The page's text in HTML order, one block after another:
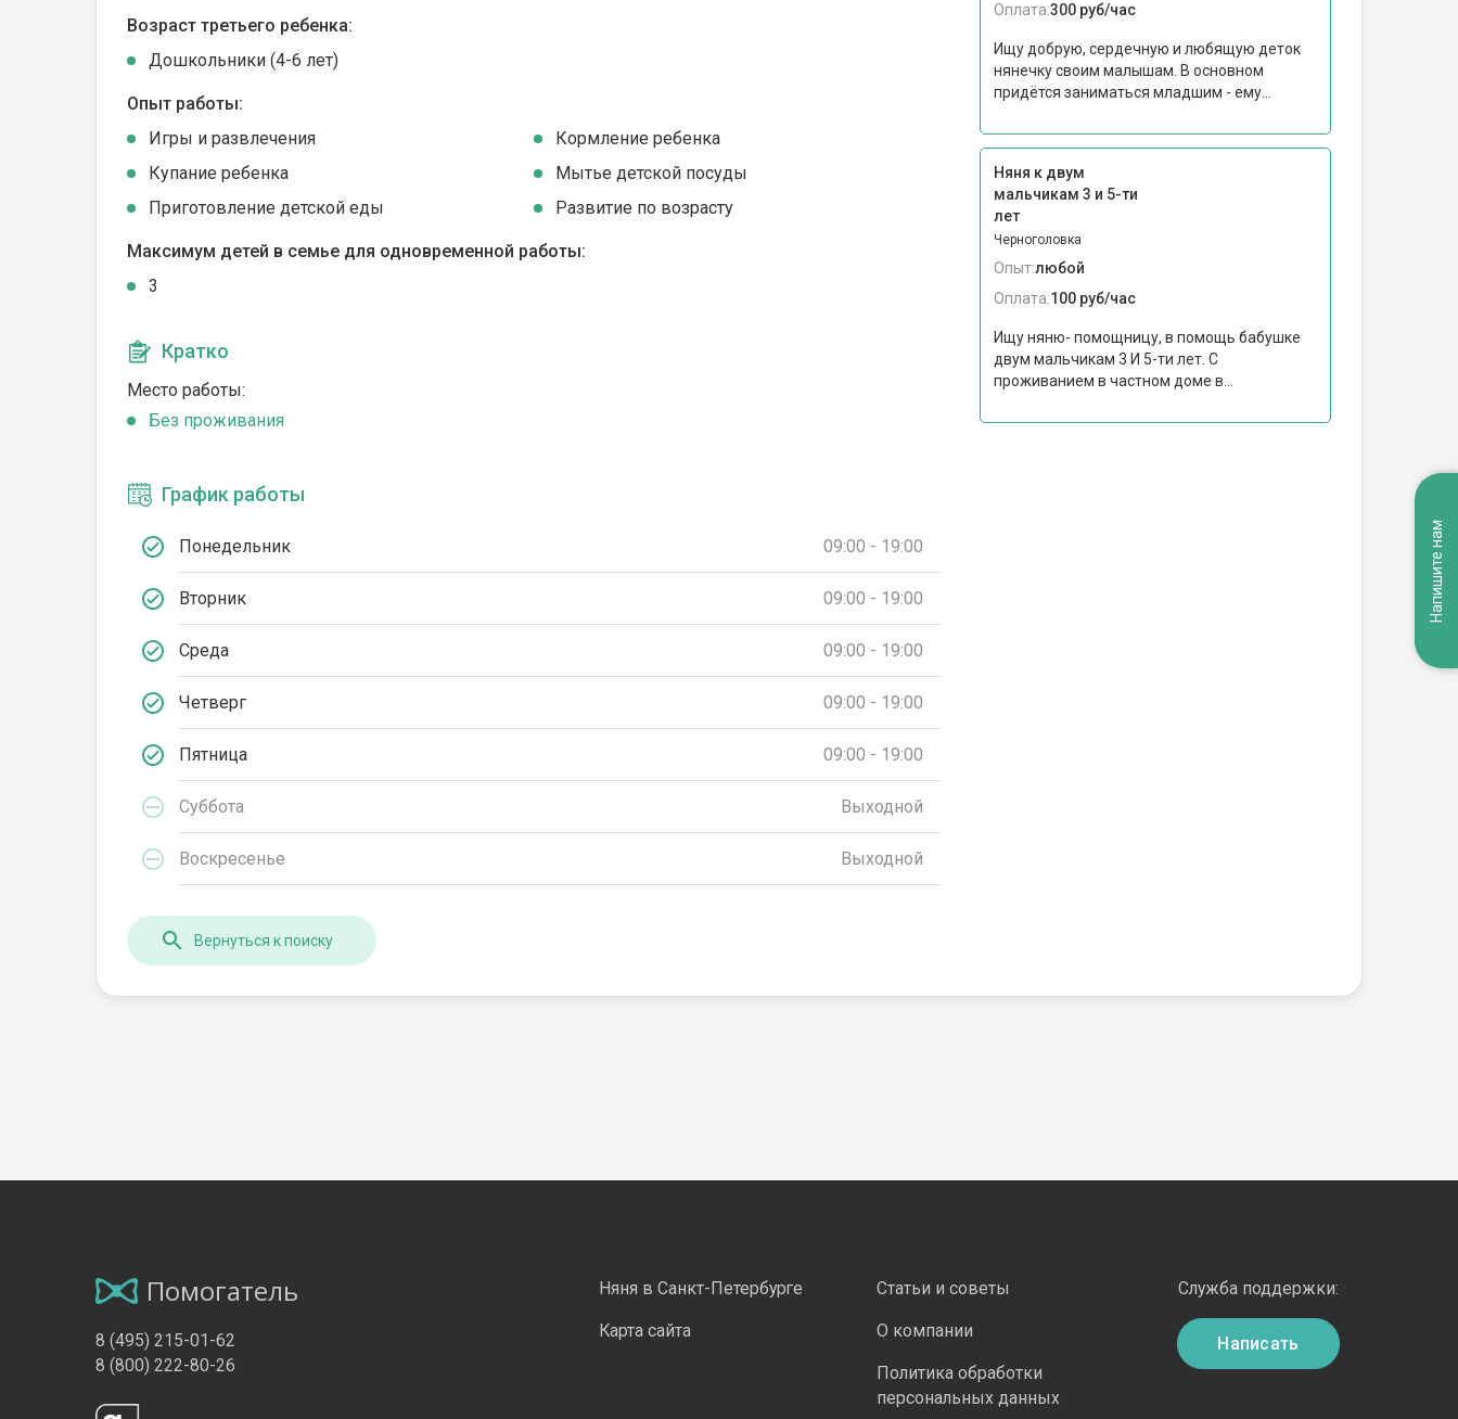
Возраст третьего ребенка:
Дошкольники (4-6 лет)
Опыт работы:
Игры и развлечения
Кормление ребенка
Купание ребенка
Мытье детской посуды
Приготовление детской еды
Развитие по возрасту
Максимум детей в семье для одновременной работы:
3
Кратко
Место работы:
Без проживания
График работы
Понедельник 09:00 - 19:00
Вторник 09:00 - 19:00
Среда 09:00 - 19:00
Четверг 09:00 - 19:00
Пятница 09:00 - 19:00
Суббота Выходной
Воскресенье Выходной
Оплата:300 руб/час
Ищу добрую, сердечную и любящую деток
нянечку своим малышам. В основном
придётся заниматься младшим - ему...
Няня к двум
мальчикам 3 и 5-ти
лет
Черноголовка
Опыт:любой
Оплата:100 руб/час
Ищу няню- помощницу, в помощь бабушке
двум мальчикам 3 И 5-ти лет. С
проживанием в частном доме в...
Вернуться к поиску
Помогатель
8 (495) 215-01-62
8 (800) 222-80-26
Няня в Санкт-Петербурге
Карта сайта
Статьи и советы
О компании
Политика обработки
персональных данных
Служба поддержки:
Написать
Напишите нам